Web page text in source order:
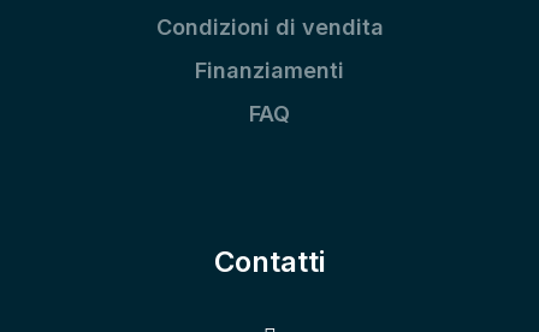
Condizioni di vendita
Finanziamenti
FAQ
Contatti